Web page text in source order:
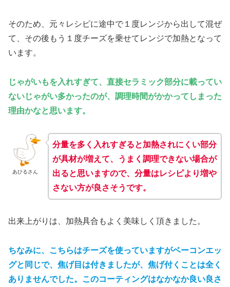
そのため、元々レシピに途中で１度レンジから出して混ぜ
て、その後もう１度チーズを乗せてレンジで加熱となって
います。
じゃがいもを入れすぎて、直接セラミック部分に載ってい
ないじゃがい多かったのが、調理時間がかかってしまった
理由かなと思います。
あひるさん
分量を多く入れすぎると加熱されにくい部分
が具材が増えて、うまく調理できない場合が
出ると思いますので、分量はレシピより増や
さない方が良さそうです。
出来上がりは、加熱具合もよく美味しく頂きました。
ちなみに、こちらはチーズを使っていますがベーコンエッ
グと同じで、焦げ目は付きましたが、焦げ付くことは全く
ありませんでした。このコーティングはなかなか良い良さ